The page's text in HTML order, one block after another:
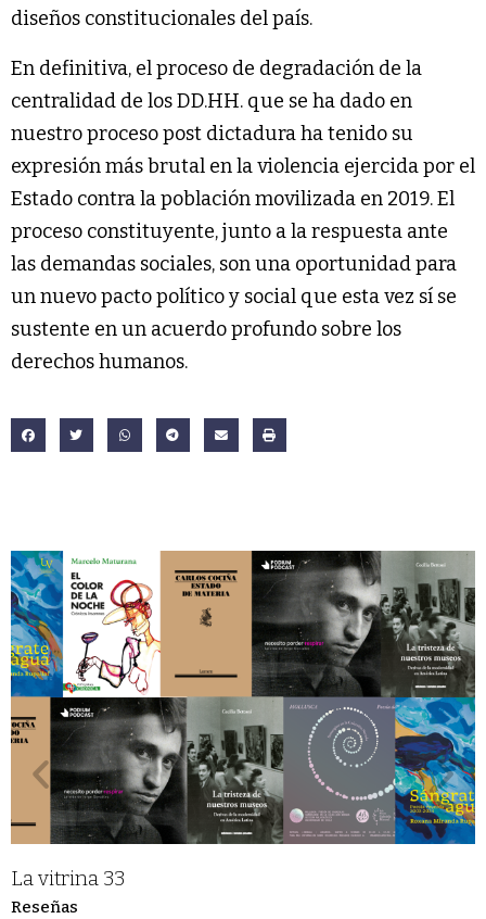
diseños constitucionales del país.
En definitiva, el proceso de degradación de la
centralidad de los DD.HH. que se ha dado en
nuestro proceso post dictadura ha tenido su
expresión más brutal en la violencia ejercida por el
Estado contra la población movilizada en 2019. El
proceso constituyente, junto a la respuesta ante
las demandas sociales, son una oportunidad para
un nuevo pacto político y social que esta vez sí se
sustente en un acuerdo profundo sobre los
derechos humanos.
La vitrina 33
Reseñas